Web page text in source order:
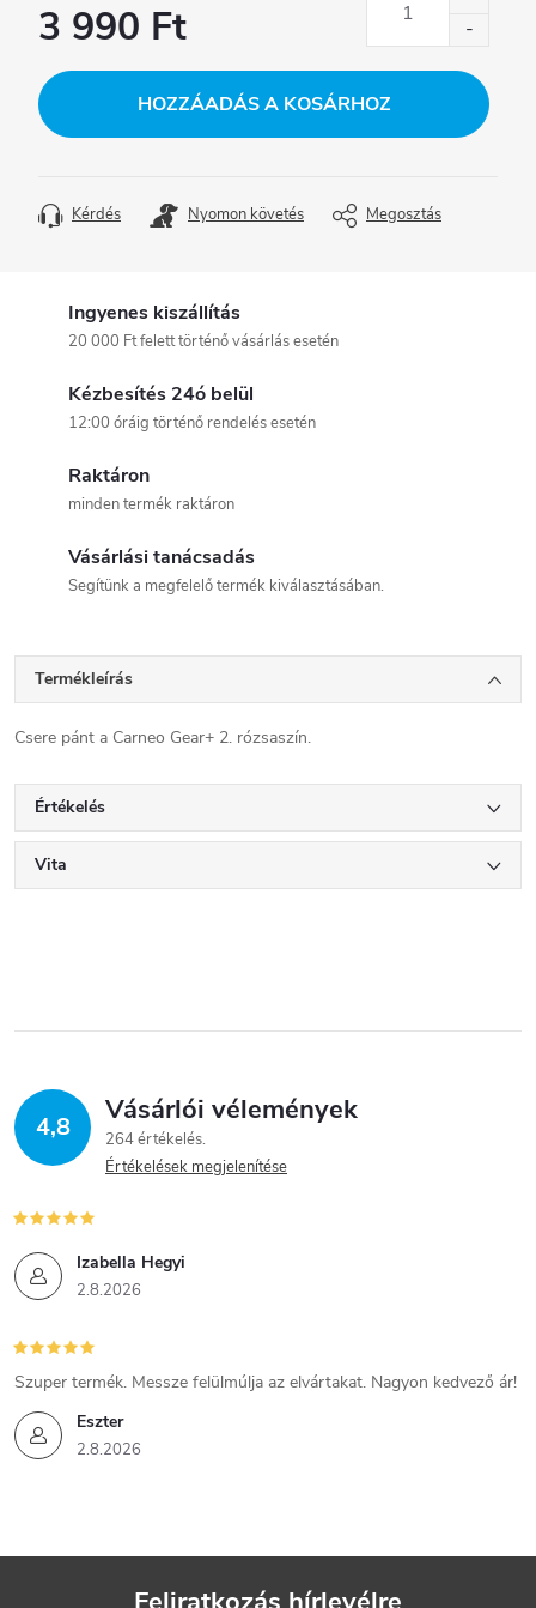
3 990 Ft
HOZZÁADÁS A KOSÁRHOZ
Kérdés Nyomon követés Megosztás
Ingyenes kiszállítás
20 000 Ft felett történő vásárlás esetén
Kézbesítés 24ó belül
12:00 óráig történő rendelés esetén
Raktáron
minden termék raktáron
Vásárlási tanácsadás
Segítünk a megfelelő termék kiválasztásában.
Termékleírás
Csere pánt a Carneo Gear+ 2. rózsaszín.
Értékelés
Vita
4,8 Vásárlói vélemények
264 értékelés
Értékelések megjelenítése
Izabella Hegyi
2.8.2026
Eszter
2.8.2026
Szuper termék. Messze felülmúlja az elvártakat. Nagyon kedvező ár!